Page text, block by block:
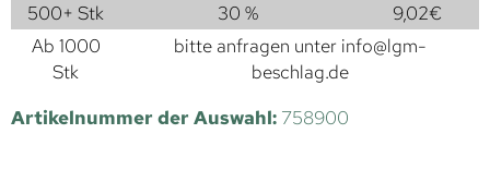
500+ Stk
30 % 9,02€
Ab 1000
Stk
bitte anfragen unter info@lgm-
beschlag.de
Artikelnummer der Auswahl: 758900